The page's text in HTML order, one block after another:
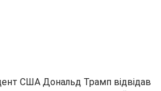
США Дональд Трамп відвідав